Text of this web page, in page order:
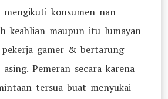
mengikuti konsumen nan
keahlian maupun itu lumayan
gamer & bertarung
Pemeran secara karena
tersua buat menyukai